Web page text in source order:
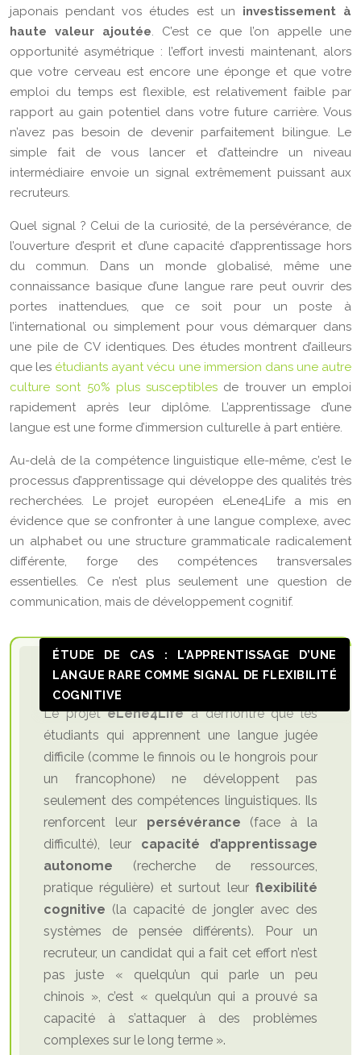
japonais pendant vos études est un investissement à
haute valeur ajoutée. C’est ce que l’on appelle une
opportunité asymétrique : l’effort investi maintenant, alors
que votre cerveau est encore une éponge et que votre
emploi du temps est flexible, est relativement faible par
rapport au gain potentiel dans votre future carrière. Vous
n’avez pas besoin de devenir parfaitement bilingue. Le
simple fait de vous lancer et d’atteindre un niveau
intermédiaire envoie un signal extrêmement puissant aux
recruteurs.
Quel signal ? Celui de la curiosité, de la persévérance, de
l’ouverture d’esprit et d’une capacité d’apprentissage hors
du commun. Dans un monde globalisé, même une
connaissance basique d’une langue rare peut ouvrir des
portes inattendues, que ce soit pour un poste à
l’international ou simplement pour vous démarquer dans
une pile de CV identiques. Des études montrent d’ailleurs
que les étudiants ayant vécu une immersion dans une autre
culture sont 50% plus susceptibles de trouver un emploi
rapidement après leur diplôme. L’apprentissage d’une
langue est une forme d’immersion culturelle à part entière.
Au-delà de la compétence linguistique elle-même, c’est le
processus d’apprentissage qui développe des qualités très
recherchées. Le projet européen eLene4Life a mis en
évidence que se confronter à une langue complexe, avec
un alphabet ou une structure grammaticale radicalement
différente, forge des compétences transversales
essentielles. Ce n’est plus seulement une question de
communication, mais de développement cognitif.
ÉTUDE DE CAS : L’APPRENTISSAGE D’UNE
LANGUE RARE COMME SIGNAL DE FLEXIBILITÉ
COGNITIVE
Le projeteLene4Lifea démontré que les
étudiants qui apprennent une langue jugée
difficile (comme le finnois ou le hongrois pour
un francophone) ne développent pas
seulement des compétences linguistiques. Ils
renforcent leur persévérance (face à la
difficulté), leur capacité d’apprentissage
autonome (recherche de ressources,
pratique régulière) et surtout leur flexibilité
cognitive (la capacité de jongler avec des
systèmes de pensée différents). Pour un
recruteur, un candidat qui a fait cet effort n’est
pas juste « quelqu’un qui parle un peu
chinois », c’est « quelqu’un qui a prouvé sa
capacité à s’attaquer à des problèmes
complexes sur le long terme ».